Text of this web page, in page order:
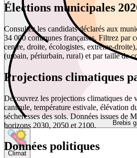
Brebis
Climat
Élections municipales
Consultez les candidats déclarés aux
34 000 communes françaises. Filtrez par
centre, droite, écologistes, extrême-
(urbain, périurbain, rural) et par taille de
Projections climatiques
Découvrez les projections climatiques de
canicule, température estivale, élévation
sécheresses des sols. Données issues de
horizons 2030, 2050 et 2100.
Données politiques